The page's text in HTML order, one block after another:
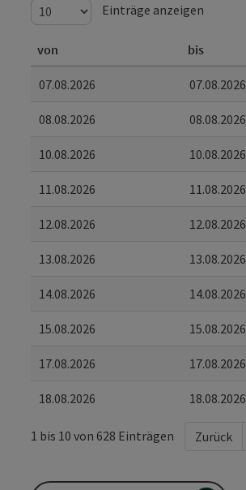
Einträge anzeigen
von bis
07.08.2026 07.08.2026
08.08.2026 08.08.2026
10.08.2026 10.08.2026
11.08.2026 11.08.2026
12.08.2026 12.08.2026
13.08.2026 13.08.2026
14.08.2026 14.08.2026
15.08.2026 15.08.2026
17.08.2026 17.08.2026
18.08.2026 18.08.2026
1 bis 10 von 628 Einträgen Zurück